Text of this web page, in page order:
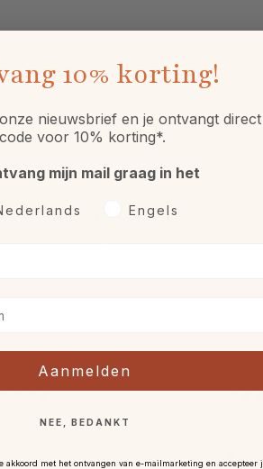
Skincare IMAGE MD - Barrier
Recovery Balm 14gr
28,50 €
10% korting!
nieuwsbrief en je ontvangt
code voor 10% korting*.
mijn mail graag in het
Engels
Aanmelden
NEE, BEDANKT
akkoord met het ontvangen van e-mailmarketing en accepteer